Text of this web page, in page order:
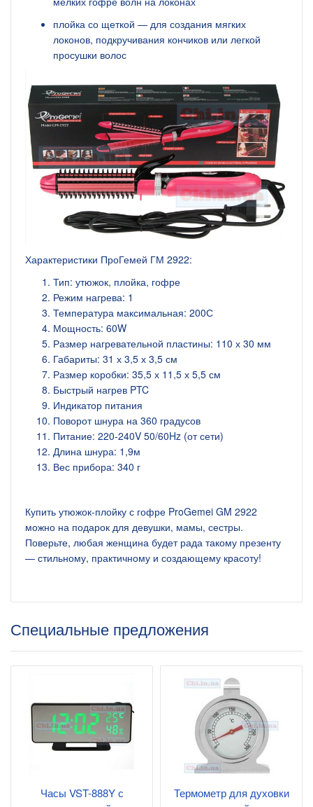
плойка со щеткой — для создания мягких
локонов, подкручивания кончиков или легкой
просушки волос
Характеристики ПроГемей ГМ 2922:
Тип: утюжок, плойка, гофре
Режим нагрева: 1
Температура максимальная: 200С
Мощность: 60W
Размер нагревательной пластины: 110 х 30 мм
Габариты: 31 х 3,5 х 3,5 см
Размер коробки: 35,5 х 11,5 х 5,5 см
Быстрый нагрев PTC
Индикатор питания
Поворот шнура на 360 градусов
Питание: 220-240V 50/60Hz (от сети)
Длина шнура: 1,9м
Вес прибора: 340 г
Купить утюжок-плойку с гофре ProGemei GM 2922
можно на подарок для девушки, мамы, сестры.
Поверьте, любая женщина будет рада такому презенту
— стильному, практичному и создающему красоту!
Специальные предложения
Часы VST-888Y с
Термометр для духовки